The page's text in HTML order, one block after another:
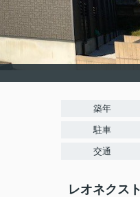
築年
駐車
交通
レオネクス